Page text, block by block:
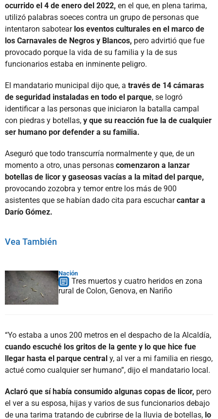
ocurrido el 4 de enero del 2022, en el que, en plena tarima,
utilizó palabras soeces contra un grupo de personas que
intentaron sabotear los eventos culturales en el marco de
los Carnavales de Negros y Blancos, pero advirtió que fue
provocado porque la vida de su familia y la de sus
funcionarios estaba en inminente peligro.
El mandatario municipal dijo que, a través de 14 cámaras
de seguridad instaladas en todo el parque, se logró
identificar a las personas que iniciaron la batalla campal
con piedras y botellas, y que su reacción fue la de cualquier
ser humano por defender a su familia.
Aseguró que todo transcurría normalmente y que, de un
momento a otro, unas personas comenzaron a lanzar
botellas de licor y gaseosas vacías a la mitad del parque,
provocando zozobra y temor entre los más de 900
asistentes que se habían dado cita para escucharcantar a
Darío Gómez.
Vea También
Nación
Tres muertos y cuatro heridos en zona
rural de Colon, Genova, en Nariño
“Yo estaba a unos 200 metros en el despacho de la Alcaldía,
cuando escuché los gritos de la gente y lo que hice fue
llegar hasta el parque central y, al ver a mi familia en riesgo,
actué como cualquier ser humano”, dijo el mandatario local.
Aclaró que sí había consumido algunas copas de licor, pero
el ver a su esposa, hijas y varios de sus funcionarios debajo
de una tarima tratando de cubrirse de la lluvia de botellas, lo